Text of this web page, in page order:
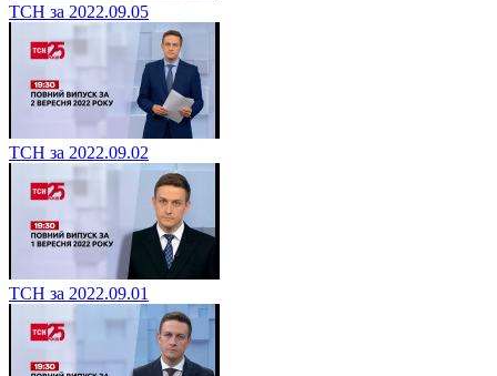
ТСН за 2022.09.05
ТСН за 2022.09.02
ТСН за 2022.09.01